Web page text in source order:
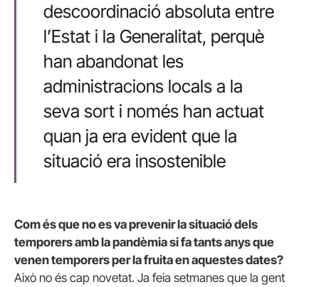
descoordinació absoluta entre
l’Estat i la Generalitat, perquè
han abandonat les
administracions locals a la
seva sort i només han actuat
quan ja era evident que la
situació era insostenible
Com és que no es va prevenir la situació dels
temporers amb la pandèmia si fa tants anys que
venen temporers per la fruita en aquestes dates?
Això no és cap novetat. Ja feia setmanes que la gent